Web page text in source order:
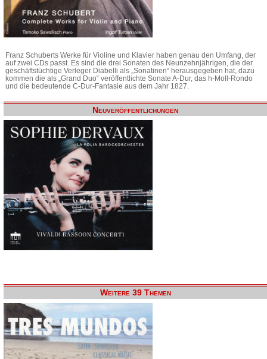
Franz Schuberts Werke für Violine und Klavier haben genau den Umfang, der
auf zwei CDs passt. Es sind die drei Sonaten des Neunzehnjährigen, die der
geschäftstüchtige Verleger Diabelli als „Sonatinen“ herausgegeben hat, dazu
kommen die als „Grand Duo“ veröffentlichte Sonate A-Dur, das h-Moll-Rondo
und die bedeutende C-Dur-Fantasie aus dem Jahr 1827.
Neuveröffentlichungen
Weitere 39 Themen